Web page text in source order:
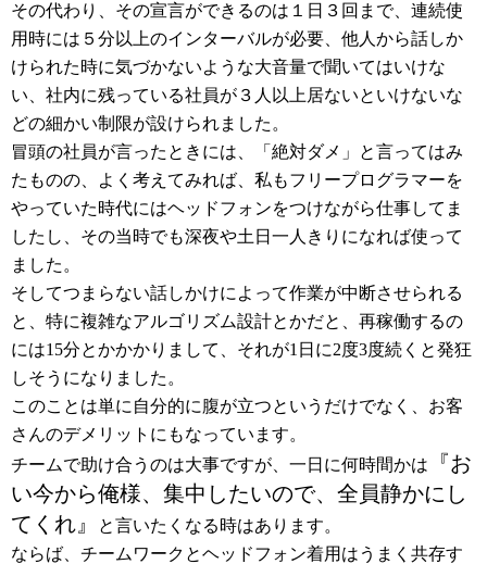
その代わり、その宣言ができるのは１日３回まで、連続使
用時には５分以上のインターバルが必要、他人から話しか
けられた時に気づかないような大音量で聞いてはいけな
い、社内に残っている社員が３人以上居ないといけないな
どの細かい制限が設けられました。
冒頭の社員が言ったときには、「絶対ダメ」と言ってはみ
たものの、よく考えてみれば、私もフリープログラマーを
やっていた時代にはヘッドフォンをつけながら仕事してま
したし、その当時でも深夜や土日一人きりになれば使って
ました。
そしてつまらない話しかけによって作業が中断させられる
と、特に複雑なアルゴリズム設計とかだと、再稼働するの
には15分とかかかりまして、それが1日に2度3度続くと発狂
しそうになりました。
このことは単に自分的に腹が立つというだけでなく、お客
さんのデメリットにもなっています。
チームで助け合うのは大事ですが、一日に何時間かは
『お
い今から俺様、集中したいので、全員静かにし
てくれ』
と言いたくなる時はあります。
ならば、チームワークとヘッドフォン着用はうまく共存す